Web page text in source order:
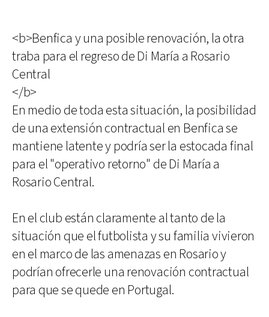
<b>Benfica y una posible renovación, la otra
traba para el regreso de Di María a Rosario
Central
</b>
En medio de toda esta situación, la posibilidad
de una extensión contractual en Benfica se
mantiene latente y podría ser la estocada final
para el "operativo retorno" de Di María a
Rosario Central.
En el club están claramente al tanto de la
situación que el futbolista y su familia vivieron
en el marco de las amenazas en Rosario y
podrían ofrecerle una renovación contractual
para que se quede en Portugal.